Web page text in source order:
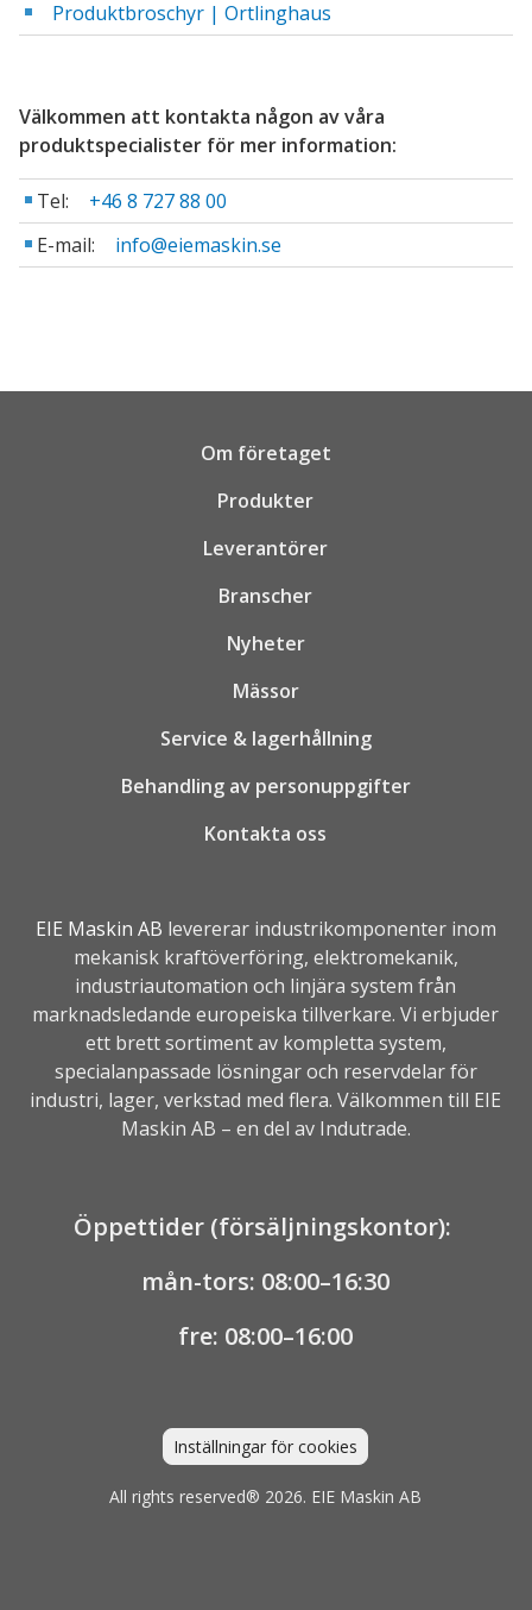
Produktbroschyr | Ortlinghaus
Välkommen att kontakta någon av våra
produktspecialister för mer information:
Tel:
+46 8 727 88 00
E-mail:
info@eiemaskin.se
Om företaget
Produkter
Leverantörer
Branscher
Nyheter
Mässor
Service & lagerhållning
Behandling av personuppgifter
Kontakta oss
EIE Maskin AB levererar industrikomponenter inom
mekanisk kraftöverföring, elektromekanik,
industriautomation och linjära system från
marknadsledande europeiska tillverkare. Vi erbjuder
ett brett sortiment av kompletta system,
specialanpassade lösningar och reservdelar för
industri, lager, verkstad med flera. Välkommen till EIE
Maskin AB – en del av Indutrade.
Öppettider (försäljningskontor):
mån-tors: 08:00–16:30
fre: 08:00–16:00
Inställningar för cookies
All rights reserved® 2026. EIE Maskin AB